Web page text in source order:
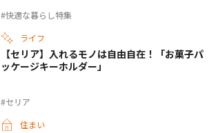
#快適な暮らし特集
ライフ
#セリア
【セリア】入れるモノは自由自在！「お菓子パ
ッケージキーホルダー」
住まい